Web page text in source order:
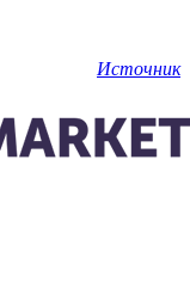
Источник